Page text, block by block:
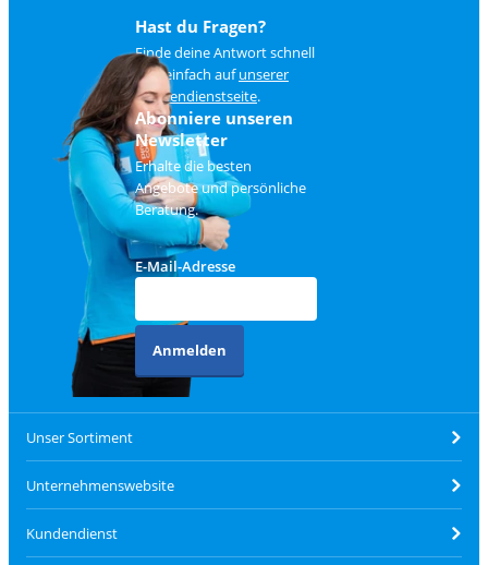
Hast du Fragen?
Finde deine Antwort schnell
und einfach aufunserer
Kundendienstseite.
Abonniere unseren
Newsletter
Erhalte die besten
Angebote und persönliche
Beratung.
E-Mail-Adresse
Anmelden
Unser Sortiment
Unternehmenswebsite
Kundendienst